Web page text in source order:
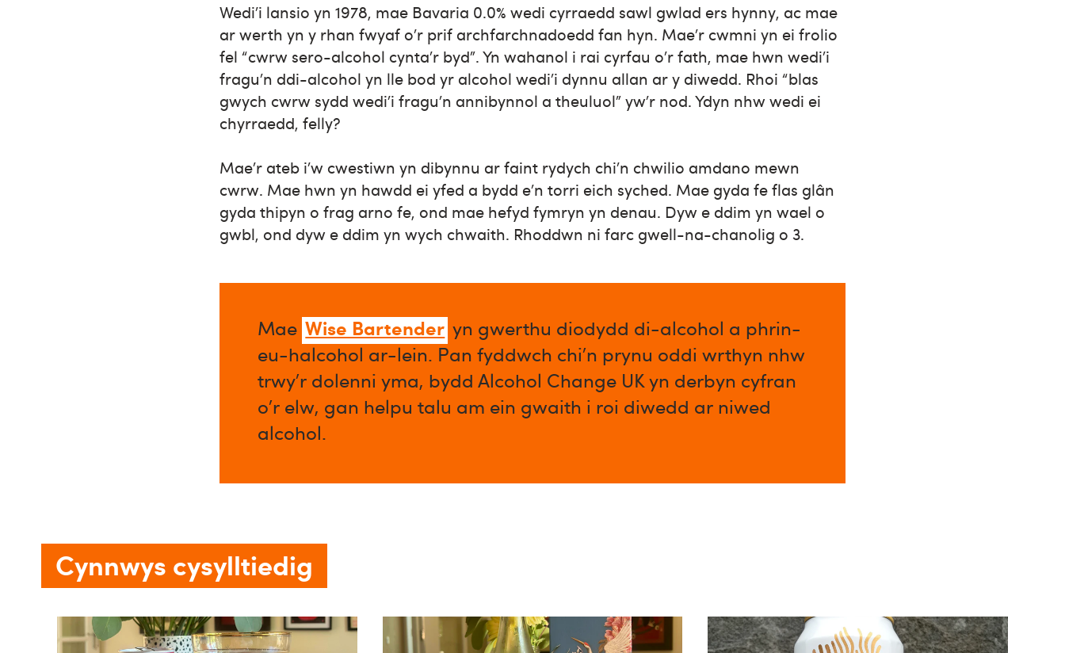
Wedi’i lansio yn 1978, mae Bavaria 0.0% wedi cyrraedd sawl gwlad ers hynny, ac mae
ar werth yn y rhan fwyaf o’r prif archfarchnadoedd fan hyn. Mae’r cwmni yn ei frolio
fel “cwrw sero-alcohol cynta’r byd”. Yn wahanol i rai cyrfau o’r fath, mae hwn wedi’i
fragu’n ddi-alcohol yn lle bod yr alcohol wedi’i dynnu allan ar y diwedd. Rhoi “blas
gwych cwrw sydd wedi’i fragu’n annibynnol a theuluol” yw’r nod. Ydyn nhw wedi ei
chyrraedd, felly?
Mae’r ateb i’w cwestiwn yn dibynnu ar faint rydych chi’n chwilio amdano mewn
cwrw. Mae hwn yn hawdd ei yfed a bydd e’n torri eich syched. Mae gyda fe flas glân
gyda thipyn o frag arno fe, ond mae hefyd fymryn yn denau. Dyw e ddim yn wael o
gwbl, ond dyw e ddim yn wych chwaith. Rhoddwn ni farc gwell-na-chanolig o 3.
Mae Wise Bartender yn gwerthu diodydd di-alcohol a phrin-
eu-halcohol ar-lein. Pan fyddwch chi’n prynu oddi wrthyn nhw
trwy’r dolenni yma, bydd Alcohol Change UK yn derbyn cyfran
o’r elw, gan helpu talu am ein gwaith i roi diwedd ar niwed
alcohol.​
Cynnwys cysylltiedig